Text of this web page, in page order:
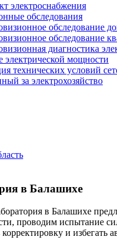
электроснабжения
обследования
обследование
обследование
диагностика
электрической мощности
технических условий
за электрохозяйство
в Балашихе
в Балашихе
проводим испытание
и избегать